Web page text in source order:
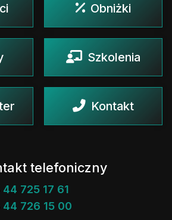
Obniżki
Szkolenia
Kontakt
telefoniczny
725 17 61
726 15 00